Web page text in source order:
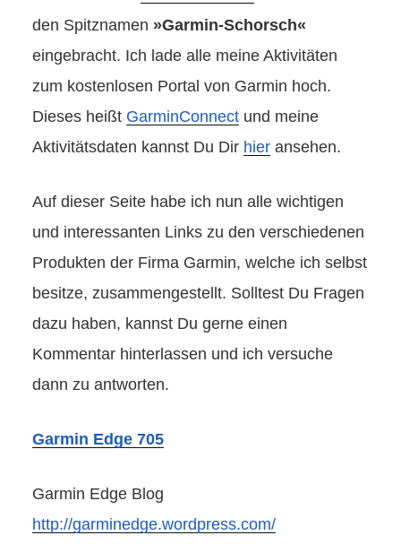
den Spitznamen »Garmin-Schorsch«
eingebracht. Ich lade alle meine Aktivitäten
zum kostenlosen Portal von Garmin hoch.
Dieses heißt GarminConnect und meine
Aktivitätsdaten kannst Du Dir hier ansehen.
Auf dieser Seite habe ich nun alle wichtigen
und interessanten Links zu den verschiedenen
Produkten der Firma Garmin, welche ich selbst
besitze, zusammengestellt. Solltest Du Fragen
dazu haben, kannst Du gerne einen
Kommentar hinterlassen und ich versuche
dann zu antworten.
Garmin Edge 705
Garmin Edge Blog
http://garminedge.wordpress.com/